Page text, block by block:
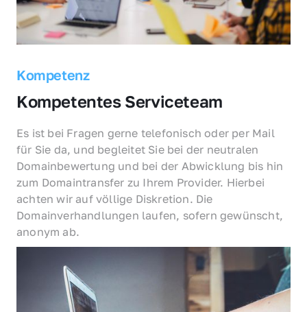
Kompetenz
Kompetentes Serviceteam
Es ist bei Fragen gerne telefonisch oder per Mail
für Sie da, und begleitet Sie bei der neutralen
Domainbewertung und bei der Abwicklung bis hin
zum Domaintransfer zu Ihrem Provider. Hierbei
achten wir auf völlige Diskretion. Die
Domainverhandlungen laufen, sofern gewünscht,
anonym ab.